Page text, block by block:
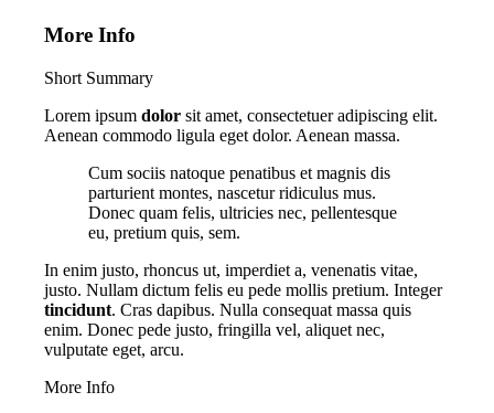
More Info
Short Summary
Lorem ipsumdolor sit amet, consectetuer adipiscing elit.
Aenean commodo ligula eget dolor. Aenean massa.
Cum sociis natoque penatibus et magnis dis
parturient montes, nascetur ridiculus mus.
Donec quam felis, ultricies nec, pellentesque
eu, pretium quis, sem.
In enim justo, rhoncus ut, imperdiet a, venenatis vitae,
justo. Nullam dictum felis eu pede mollis pretium. Integer
tincidunt. Cras dapibus. Nulla consequat massa quis
enim. Donec pede justo, fringilla vel, aliquet nec,
vulputate eget, arcu.
More Info